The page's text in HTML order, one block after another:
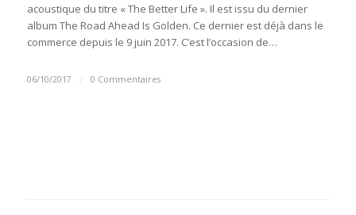
acoustique du titre « The Better Life ». Il est issu du dernier
album The Road Ahead Is Golden. Ce dernier est déjà dans le
commerce depuis le 9 juin 2017. C’est l’occasion de…
06/10/2017 / 0 Commentaires